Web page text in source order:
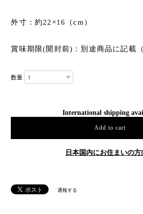
外寸：約22×16（cm）
賞味期限(開封前)：別途商品に記載
数量
International shipping
Add to cart
日本国内にお住まいの方
通報する